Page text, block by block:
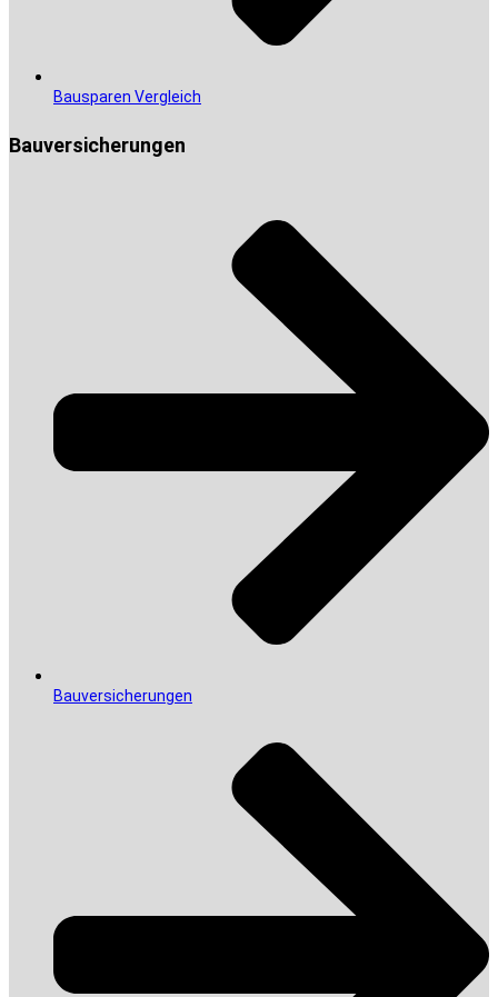
Bausparen Vergleich
Bauversicherungen
Bauversicherungen